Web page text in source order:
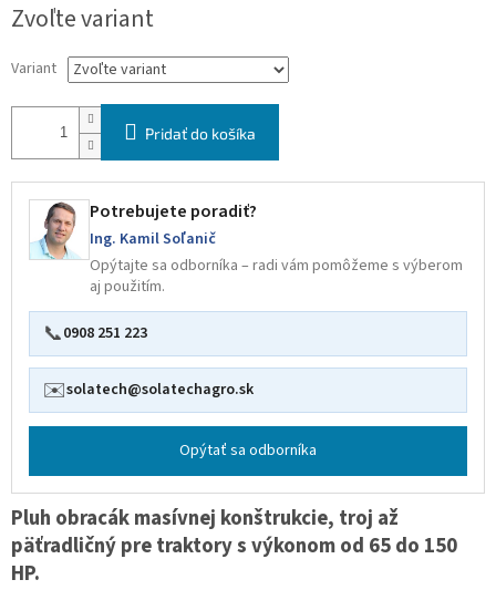
cena:
Zvoľte variant
Variant
Pridať do košíka
Potrebujete poradiť?
Ing. Kamil Soľanič
Opýtajte sa odborníka – radi vám pomôžeme s výberom
aj použitím.
📞0908 251 223
✉️solatech@solatechagro.sk
Opýtať sa odborníka
Pluh obracák masívnej konštrukcie, troj až
päťradličný pre traktory s výkonom od 65 do 150
HP.